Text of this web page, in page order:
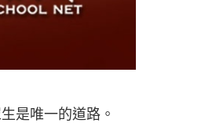
是唯一的道路。